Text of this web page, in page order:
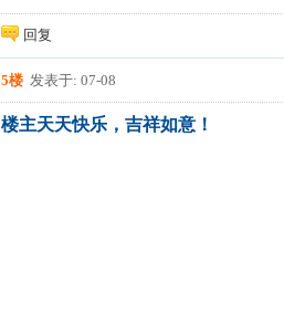
回复
5楼 发表于: 07-08
楼主天天快乐，吉祥如意！